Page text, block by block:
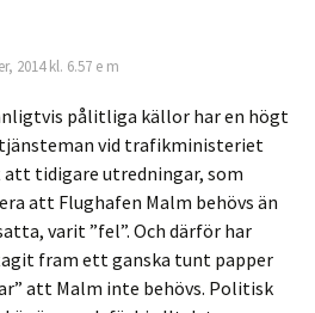
2014 kl. 6.57 e m
pålitliga källor har en högt
vid trafikministeriet
tidigare utredningar, som
att Flughafen Malm behövs än
varit ”fel”. Och därför har
fram ett ganska tunt papper
att Malm inte behövs. Politisk